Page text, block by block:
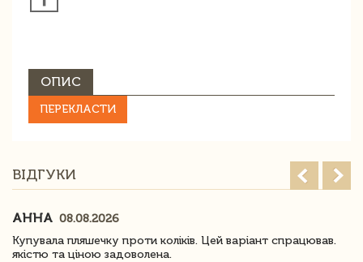
ОПИС
ПЕРЕКЛАСТИ
ВІДГУКИ
АННА 08.08.2026
Купувала пляшечку проти коліків. Цей варіант спрацював.
якістю та ціною задоволена.